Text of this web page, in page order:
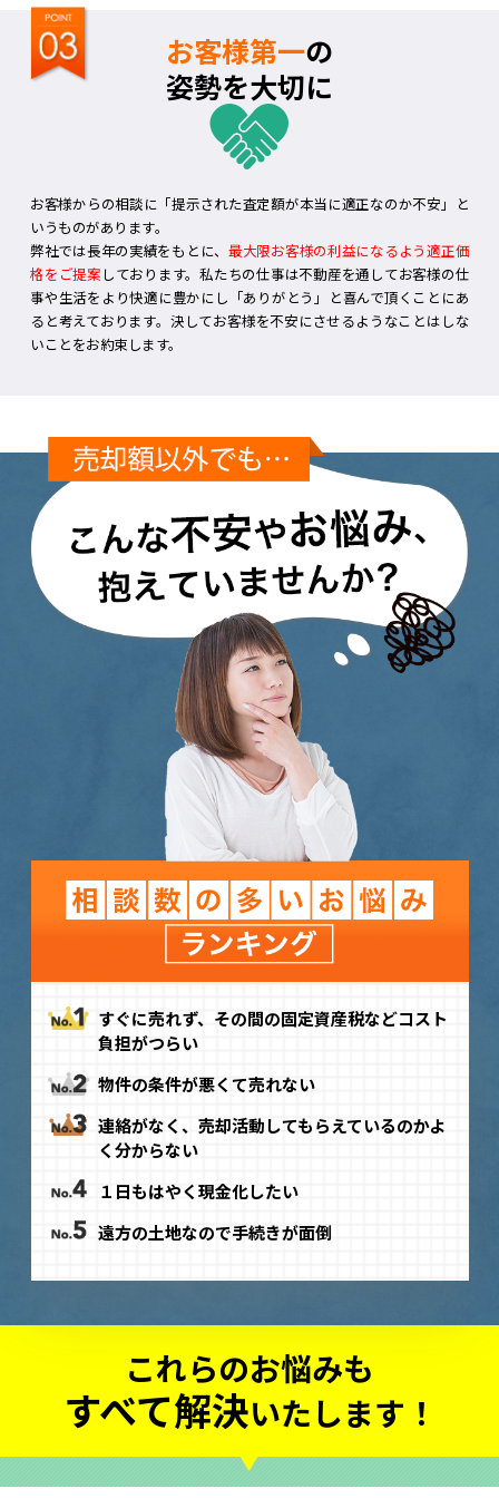
お客様第一の
姿勢を大切に
お客様からの相談に「提示された査定額が本当に適正なのか不安」と
いうものがあります。
弊社では長年の実績をもとに、最大限お客様の利益になるよう適正価
格をご提案 しております。私たちの仕事は不動産を通してお客様の仕
事や生活をより快適に豊かにし「ありがとう」と喜んで頂くことにあ
ると考えております。決してお客様を不安にさせるようなことはしな
いことをお約束します。
すぐに売れず、その間の固定資産税などコスト
負担がつらい
物件の条件が悪くて売れない
連絡がなく、売却活動してもらえているのかよ
く分からない
１日もはやく現金化したい
遠方の土地なので手続きが面倒
これらのお悩みも
すべて解決いたします！